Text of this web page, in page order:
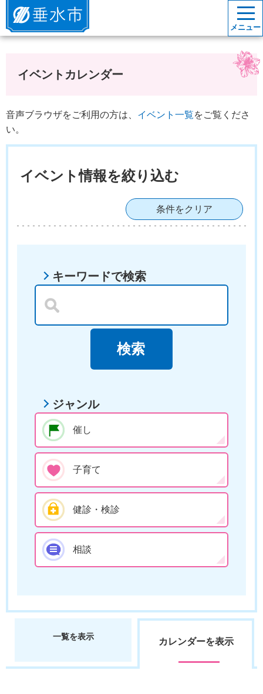
垂水市
メニュー
イベントカレンダー
音声ブラウザをご利用の方は、 イベント一覧をご覧くださ
い。
イベント情報を絞り込む
条件をクリア
キーワードで検索
ジャンル
催し
子育て
健診・検診
相談
一覧を表示 カレンダーを表示